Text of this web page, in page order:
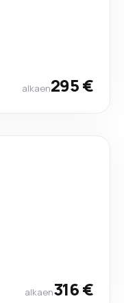
alkaen295 €
alkaen316 €